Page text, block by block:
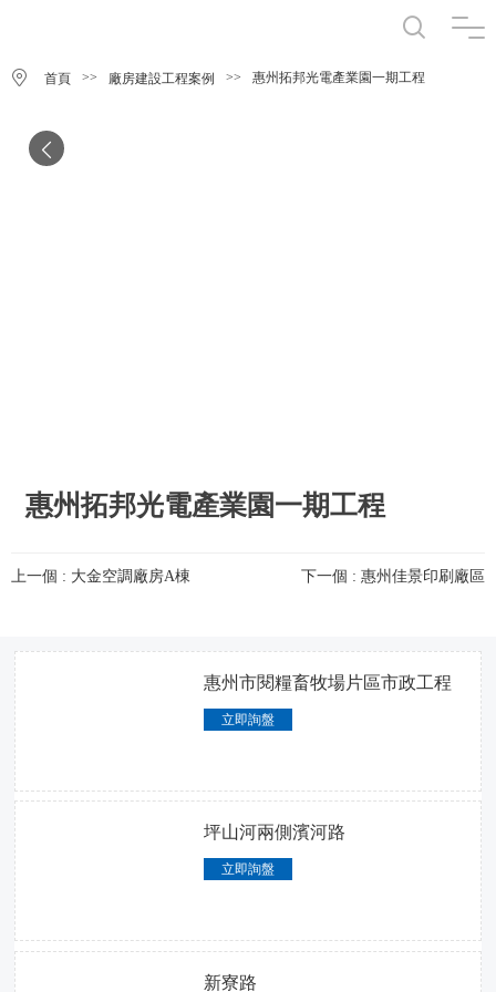
首頁 >> 廠房建設工程案例 >> 惠州拓邦光電產業園一期工程
惠州拓邦光電產業園一期工程
上一個 : 大金空調廠房A棟 下一個 : 惠州佳景印刷廠區
惠州市閱糧畜牧場片區市政工程
立即詢盤
坪山河兩側濱河路
立即詢盤
新寮路